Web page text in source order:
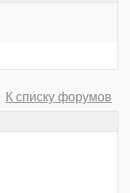
К списку форумов